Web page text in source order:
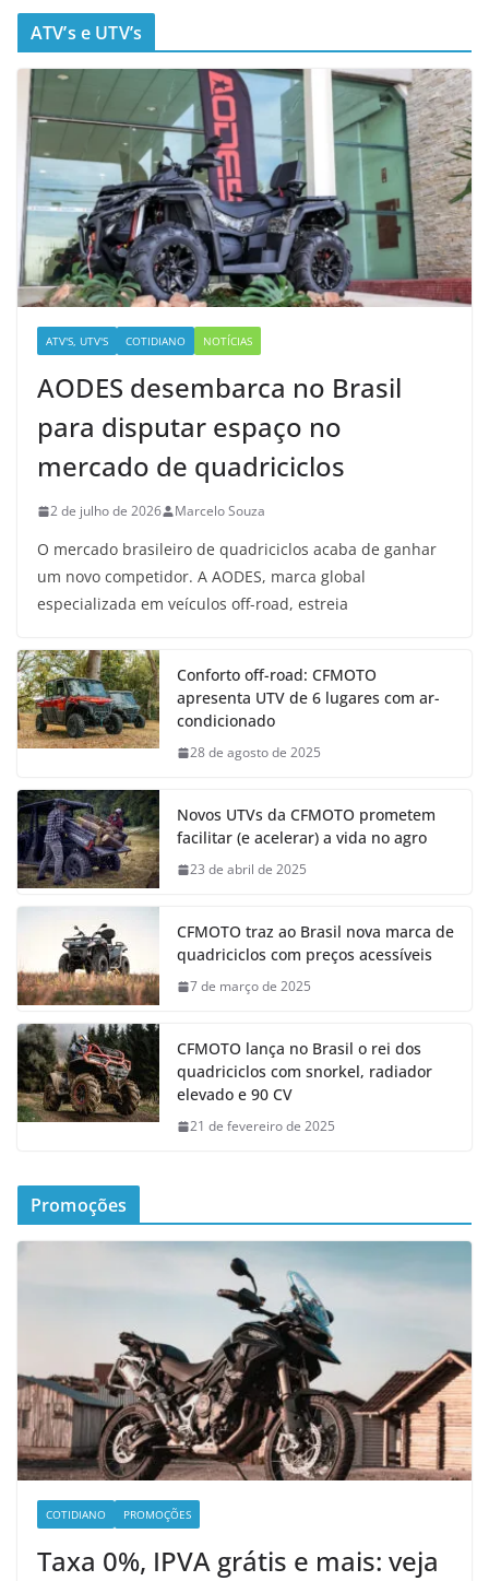
ATV’s e UTV’s
ATV'S, UTV'S COTIDIANO NOTÍCIAS
AODES desembarca no Brasil
para disputar espaço no
mercado de quadriciclos
2 de julho de 2026 Marcelo Souza
O mercado brasileiro de quadriciclos acaba de ganhar
um novo competidor. A AODES, marca global
especializada em veículos off-road, estreia
Conforto off-road: CFMOTO
apresenta UTV de 6 lugares com ar-
condicionado
28 de agosto de 2025
Novos UTVs da CFMOTO prometem
facilitar (e acelerar) a vida no agro
23 de abril de 2025
CFMOTO traz ao Brasil nova marca de
quadriciclos com preços acessíveis
7 de março de 2025
CFMOTO lança no Brasil o rei dos
quadriciclos com snorkel, radiador
elevado e 90 CV
21 de fevereiro de 2025
Promoções
COTIDIANO PROMOÇÕES
Taxa 0%, IPVA grátis e mais: veja